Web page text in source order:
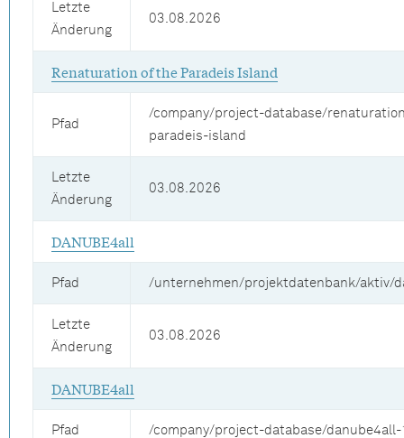
Letzte
Änderung
03.08.2026
Renaturation of the Paradeis Island
Pfad
/company/project-database/
paradeis-island
Letzte
Änderung
03.08.2026
DANUBE4all
Pfad /unternehmen/projektdatenbank/aktiv/
Letzte
Änderung
03.08.2026
DANUBE4all
Pfad /company/project-database/danube4all-